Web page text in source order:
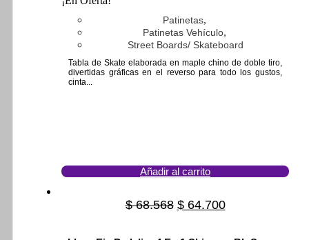
Patinetas,
Patinetas Vehículo,
Street Boards/ Skateboard
Tabla de Skate elaborada en maple chino de doble tiro,
divertidas gráficas en el reverso para todo los gustos,
cinta...
Añadir al carrito
$68.568 Original
$64.700Current